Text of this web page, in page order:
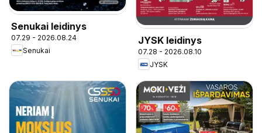
Senukai leidinys
07.29 - 2026.08.24
Senukai
JYSK leidinys
07.28 - 2026.08.10
JYSK